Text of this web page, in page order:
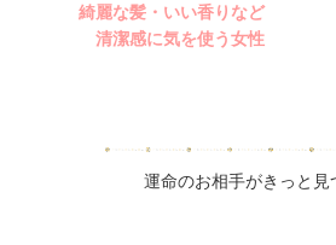
綺麗な髪・いい香りなど
清潔感に気を使う女性
運命のお相手がきっと見